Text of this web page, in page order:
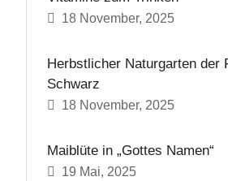
18 November, 2025
Herbstlicher Naturgarten der
Schwarz
18 November, 2025
Maiblüte in „Gottes Namen“
19 Mai, 2025